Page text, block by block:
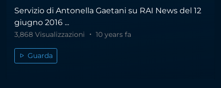
Servizio di Antonella Gaetani su RAI News del 12
giugno 2016 ...
3,868 Visualizzazioni 10 years fa
Guarda